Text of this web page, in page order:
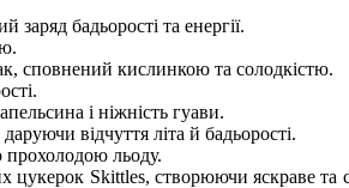
бадьорості та енергії.
сповнений кислинкою та солодкістю.
і ніжність гуави.
відчуття літа й бадьорості.
прохолодою льоду.
цукерок Skittles, створюючи яскраве та